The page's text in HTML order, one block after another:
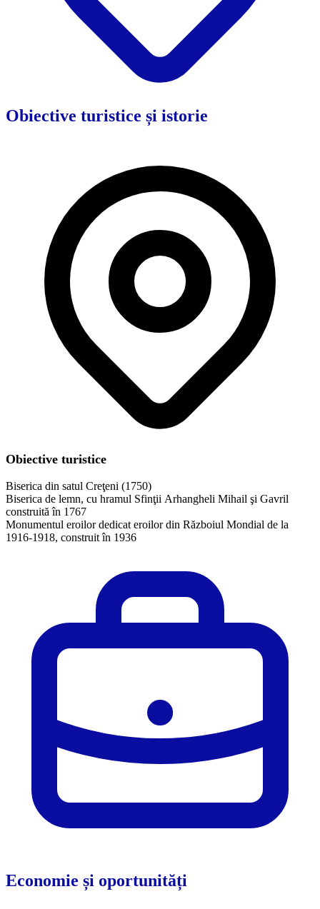
Obiective turistice și istorie
Obiective turistice
Biserica din satul Creţeni (1750)
Biserica de lemn, cu hramul Sfinţii Arhangheli Mihail şi Gavril
construită în 1767
Monumentul eroilor dedicat eroilor din Războiul Mondial de la
1916-1918, construit în 1936
Economie și oportunități